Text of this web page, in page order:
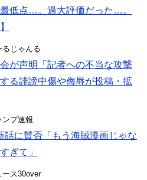
最低点…。過大評価だった…。
るじゃんる
が声明「記者への不当な攻撃
る誹謗中傷や侮辱が投稿・拡
ンプ速報
話に賛否「もう海賊漫画じゃな
ぎて」
ース30over